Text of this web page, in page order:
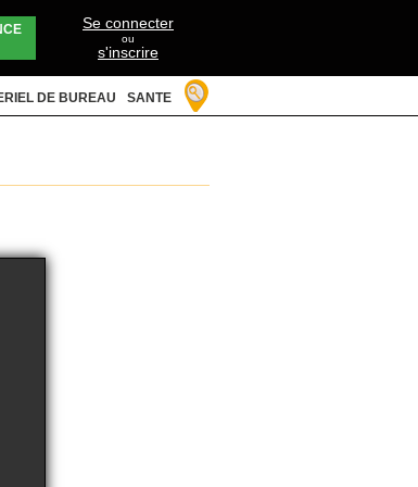
Se connecter
ou
s'inscrire
DE BUREAU SANTE